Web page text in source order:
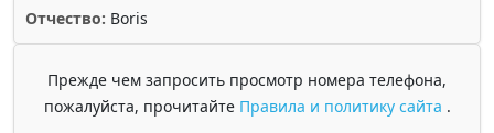
Отчество: Boris
Прежде чем запросить просмотр номера телефона,
пожалуйста, прочитайте Правила и политику сайта .